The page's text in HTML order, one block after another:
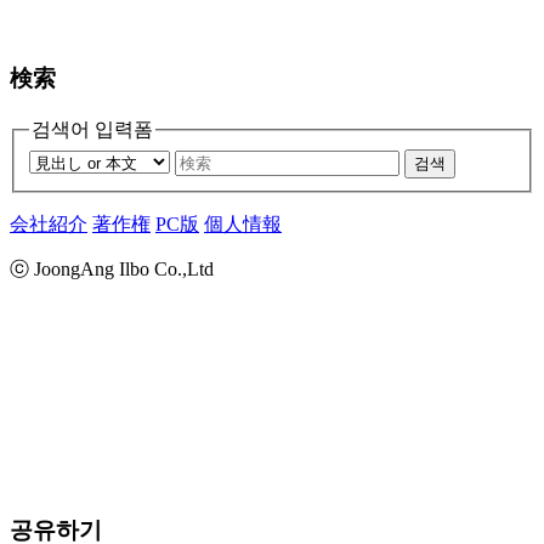
検索
검색어 입력폼
검색
会社紹介 著作権 PC版 個人情報
ⓒ JoongAng Ilbo Co.,Ltd
공유하기